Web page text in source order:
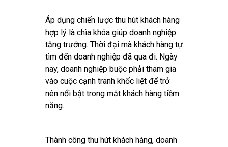
Áp dụng chiến lược thu hút khách hàng
hợp lý là chìa khóa giúp doanh nghiệp
tăng trưởng. Thời đại mà khách hàng tự
tìm đến doanh nghiệp đã qua đi. Ngày
nay, doanh nghiệp buộc phải tham gia
vào cuộc cạnh tranh khốc liệt để trở
nên nổi bật trong mắt khách hàng tiềm
năng.
Thành công thu hút khách hàng, doanh